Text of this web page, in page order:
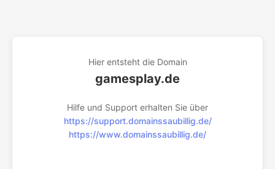
Hier entsteht die Domain
gamesplay.de
Hilfe und Support erhalten Sie über
https://support.domainssaubillig.de/
https://www.domainssaubillig.de/